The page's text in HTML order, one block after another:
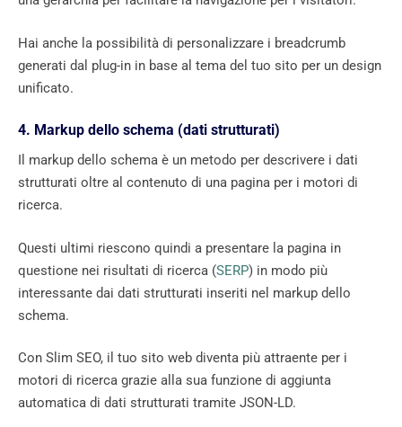
Hai anche la possibilità di personalizzare i breadcrumb
generati dal plug-in in base al tema del tuo sito per un design
unificato.
4. Markup dello schema (dati strutturati)
Il markup dello schema è un metodo per descrivere i dati
strutturati oltre al contenuto di una pagina per i motori di
ricerca.
Questi ultimi riescono quindi a presentare la pagina in
questione nei risultati di ricerca (SERP) in modo più
interessante dai dati strutturati inseriti nel markup dello
schema.
Con Slim SEO, il tuo sito web diventa più attraente per i
motori di ricerca grazie alla sua funzione di aggiunta
automatica di dati strutturati tramite JSON-LD.